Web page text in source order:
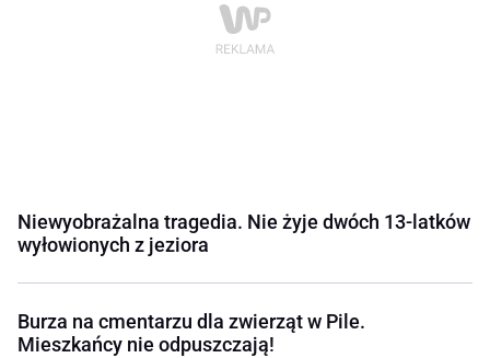
Niewyobrażalna tragedia. Nie żyje dwóch 13-latków
wyłowionych z jeziora
Burza na cmentarzu dla zwierząt w Pile.
Mieszkańcy nie odpuszczają!